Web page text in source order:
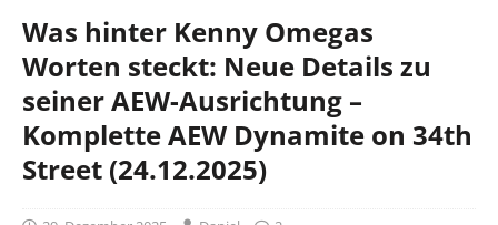
Was hinter Kenny Omegas
Worten steckt: Neue Details zu
seiner AEW-Ausrichtung –
Komplette AEW Dynamite on 34th
Street (24.12.2025)